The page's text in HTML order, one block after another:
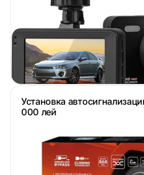
Установка
000 лей